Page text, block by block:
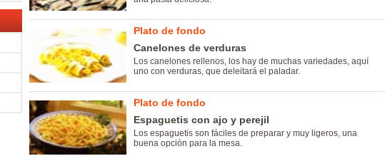
Plato de fondo
Canelones de verduras
Los canelones rellenos, los hay de muchas variedades, aquí
uno con verduras, que deleitará el paladar.
Plato de fondo
Espaguetis con ajo y perejil
Los espaguetis son fáciles de preparar y muy ligeros, una
buena opción para la mesa.